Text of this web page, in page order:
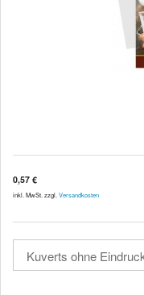
0,57 €
inkl. MwSt. zzgl. Versandkosten